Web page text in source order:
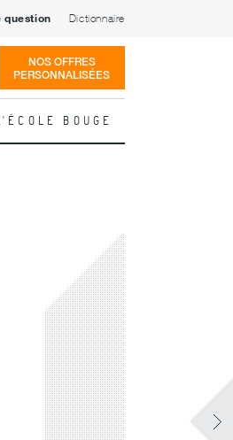
question Dictionnaire
NOS OFFRES
PERSONNALISÉES
BOUGE